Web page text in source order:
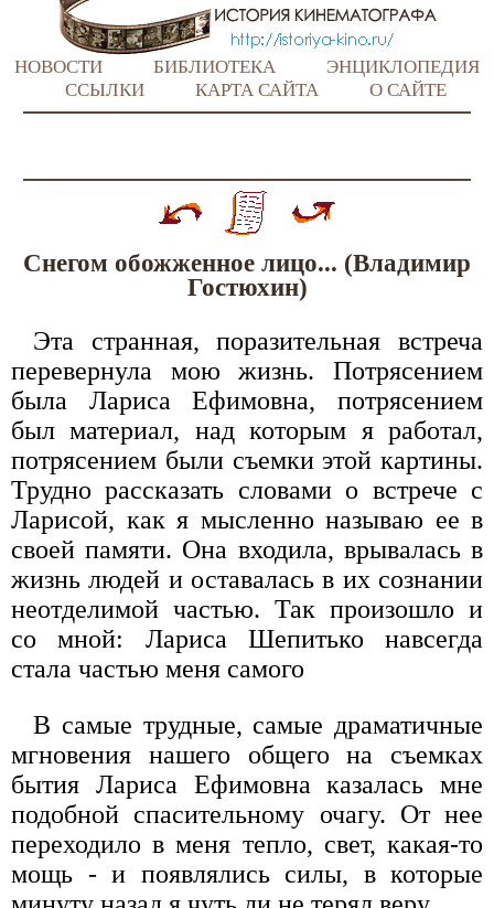
НОВОСТИ БИБЛИОТЕКА
ЭНЦИКЛОПЕДИЯ
ССЫЛКИ
КАРТА САЙТА О САЙТЕ
Снегом обожженное лицо... (Владимир
Гостюхин)
Эта странная, поразительная встреча
перевернула мою жизнь. Потрясением
была Лариса Ефимовна, потрясением
был материал, над которым я работал,
потрясением были съемки этой картины.
Трудно рассказать словами о встрече с
Ларисой, как я мысленно называю ее в
своей памяти. Она входила, врывалась в
жизнь людей и оставалась в их сознании
неотделимой частью. Так произошло и
со мной: Лариса Шепитько навсегда
стала частью меня самого
В самые трудные, самые драматичные
мгновения нашего общего на съемках
бытия Лариса Ефимовна казалась мне
подобной спасительному очагу. От нее
переходило в меня тепло, свет, какая-то
мощь - и появлялись силы, в которые